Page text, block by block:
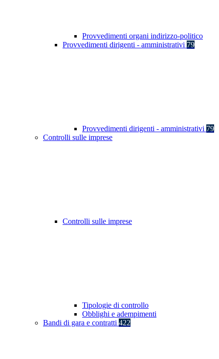
Provvedimenti organi indirizzo-politico
Provvedimenti dirigenti - amministrativi 79
Provvedimenti dirigenti - amministrativi 79
Controlli sulle imprese
Controlli sulle imprese
Tipologie di controllo
Obblighi e adempimenti
Bandi di gara e contratti 422